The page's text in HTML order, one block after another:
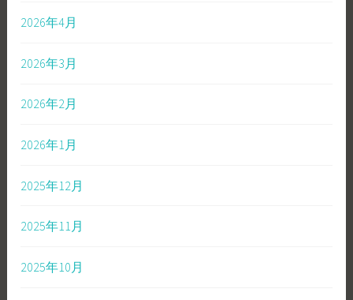
2026年4月
2026年3月
2026年2月
2026年1月
2025年12月
2025年11月
2025年10月